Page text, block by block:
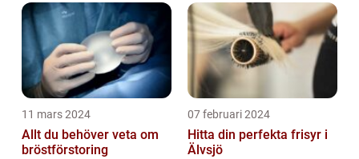
11 mars 2024
Allt du behöver veta om
bröstförstoring
07 februari 2024
Hitta din perfekta frisyr i
Älvsjö